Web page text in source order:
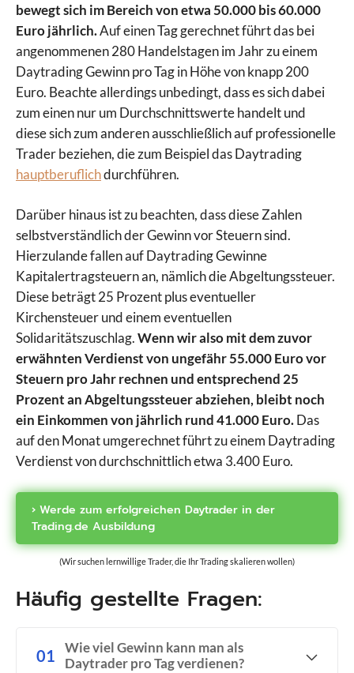
bewegt sich im Bereich von etwa 50.000 bis 60.000
Euro jährlich.Auf einen Tag gerechnet führt das bei
angenommenen 280 Handelstagen im Jahr zu einem
Daytrading Gewinn pro Tag in Höhe von knapp 200
Euro. Beachte allerdings unbedingt, dass es sich dabei
zum einen nur um Durchschnittswerte handelt und
diese sich zum anderen ausschließlich auf professionelle
Trader beziehen, die zum Beispiel das Daytrading
hauptberuflichdurchführen.
Darüber hinaus ist zu beachten, dass diese Zahlen
selbstverständlich der Gewinn vor Steuern sind.
Hierzulande fallen auf Daytrading Gewinne
Kapitalertragsteuern an, nämlich die Abgeltungssteuer.
Diese beträgt 25 Prozent plus eventueller
Kirchensteuer und einem eventuellen
Solidaritätszuschlag.Wenn wir also mit dem zuvor
erwähnten Verdienst von ungefähr 55.000 Euro vor
Steuern pro Jahr rechnen und entsprechend 25
Prozent an Abgeltungssteuer abziehen, bleibt noch
ein Einkommen von jährlich rund 41.000 Euro.Das
auf den Monat umgerechnet führt zu einem Daytrading
Verdienst von durchschnittlich etwa 3.400 Euro.
› Werde zum erfolgreichen Daytrader in der
Trading.de Ausbildung
(Wir suchen lernwillige Trader, die Ihr Trading skalieren wollen)
Häufig gestellte Fragen:
Wie viel Gewinn kann man als
Daytrader pro Tag verdienen?